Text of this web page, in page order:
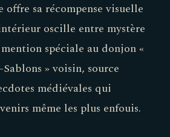
offre sa récompense visuelle
oscille entre mystère
spéciale au donjon «
» voisin, source
médiévales qui
même les plus enfouis.